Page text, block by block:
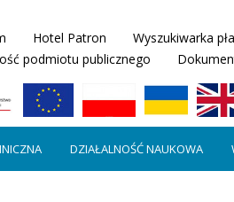
Hotel Patron Wyszukiwarka
podmiotu publicznego
DZIAŁALNOŚĆ NAUKOWA